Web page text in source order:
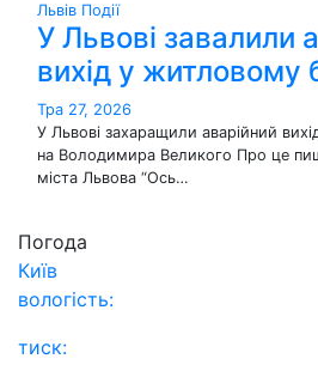
Львів Події
У Львові завалили
вихід у житловому
Тра 27, 2026
У Львові захаращили аварійний
на Володимира Великого Про це
міста Львова “Ось…
Погода
Київ
вологість:
тиск: